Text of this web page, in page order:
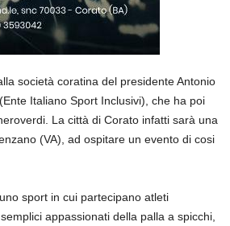
società coratina del presidente Antonio
Italiano Sport Inclusivi), che ha poi
La città di Corato infatti sarà una
(VA), ad ospitare un evento di cosi
sport in cui partecipano atleti
appassionati della palla a spicchi,